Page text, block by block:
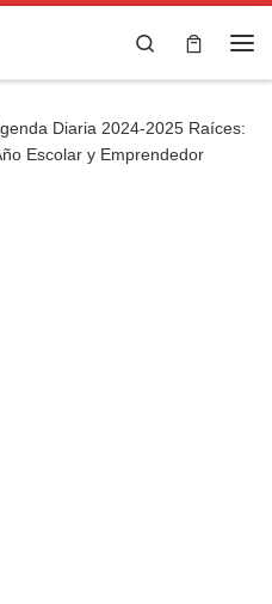
Search
Diaria 2024-2025 Raíces:
Escolar y Emprendedor